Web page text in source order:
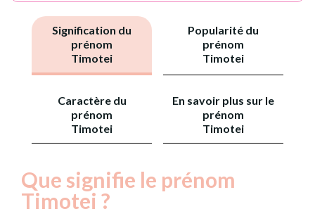
Signification du
prénom
Timotei
Popularité du
prénom
Timotei
Caractère du
prénom
Timotei
En savoir plus sur le
prénom
Timotei
Que signifie le prénom
Timotei ?